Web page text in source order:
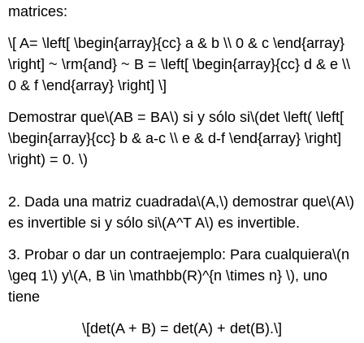
matrices:
\[ A= \left[ \begin{array}{cc} a & b \\ 0 & c \end{array}
\right] ~ \rm{and} ~ B = \left[ \begin{array}{cc} d & e \\
0 & f \end{array} \right] \]
Demostrar que\(AB = BA\) si y sólo si\(det \left( \left[
\begin{array}{cc} b & a-c \\ e & d-f \end{array} \right]
\right) = 0. \)
2. Dada una matriz cuadrada\(A,\) demostrar que\(A\)
es invertible si y sólo si\(A^T A\) es invertible.
3. Probar o dar un contraejemplo: Para cualquiera\(n
\geq 1\) y\(A, B \in \mathbb(R)^{n \times n} \), uno
tiene
\[det(A + B) = det(A) + det(B).\]